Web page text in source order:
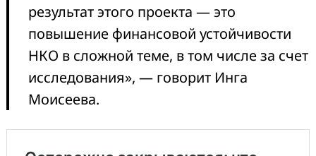
результат этого проекта — это
повышение финансовой устойчивости
НКО в сложной теме, в том числе за счет
исследования», — говорит Инга
Моисеева.